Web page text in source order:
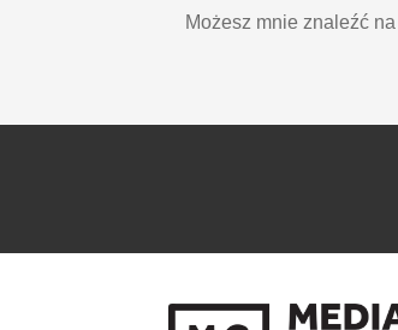
Możesz mnie znaleźć
PRZEJDŹ
PRZEJDŹ